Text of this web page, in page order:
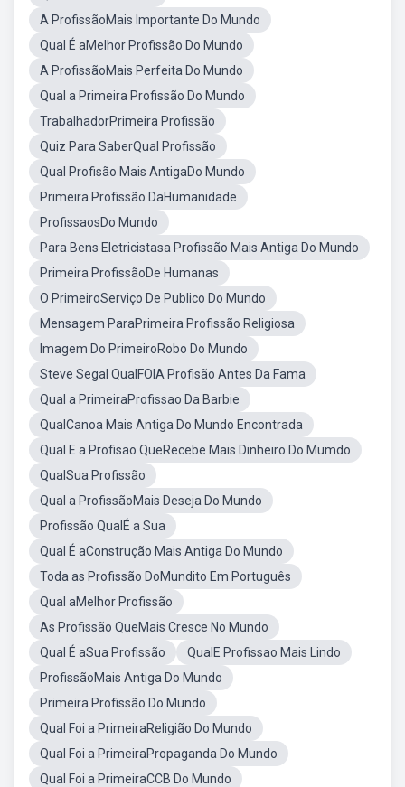
A ProfissãoMais Importante Do Mundo
Qual É aMelhor Profissão Do Mundo
A ProfissãoMais Perfeita Do Mundo
Qual a Primeira Profissão Do Mundo
TrabalhadorPrimeira Profissão
Quiz Para SaberQual Profissão
Qual Profisão Mais AntigaDo Mundo
Primeira Profissão DaHumanidade
ProfissaosDo Mundo
Para Bens Eletricistasa Profissão Mais Antiga Do Mundo
Primeira ProfissãoDe Humanas
O PrimeiroServiço De Publico Do Mundo
Mensagem ParaPrimeira Profissão Religiosa
Imagem Do PrimeiroRobo Do Mundo
Steve Segal QualFOIA Profisão Antes Da Fama
Qual a PrimeiraProfissao Da Barbie
QualCanoa Mais Antiga Do Mundo Encontrada
Qual E a Profisao QueRecebe Mais Dinheiro Do Mumdo
QualSua Profissão
Qual a ProfissãoMais Deseja Do Mundo
Profissão QualÉ a Sua
Qual É aConstrução Mais Antiga Do Mundo
Toda as Profissão DoMundito Em Português
Qual aMelhor Profissão
As Profissão QueMais Cresce No Mundo
Qual É aSua Profissão
QualE Profissao Mais Lindo
ProfissãoMais Antiga Do Mundo
Primeira Profissão Do Mundo
Qual Foi a PrimeiraReligião Do Mundo
Qual Foi a PrimeiraPropaganda Do Mundo
Qual Foi a PrimeiraCCB Do Mundo